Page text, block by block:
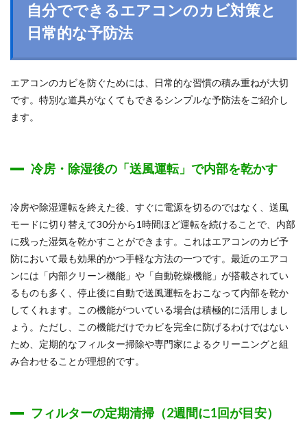
自分でできるエアコンのカビ対策と
日常的な予防法
エアコンのカビを防ぐためには、日常的な習慣の積み重ねが大切
です。特別な道具がなくてもできるシンプルな予防法をご紹介し
ます。
冷房・除湿後の「送風運転」で内部を乾かす
冷房や除湿運転を終えた後、すぐに電源を切るのではなく、送風
モードに切り替えて30分から1時間ほど運転を続けることで、内部
に残った湿気を乾かすことができます。これはエアコンのカビ予
防において最も効果的かつ手軽な方法の一つです。最近のエアコ
ンには「内部クリーン機能」や「自動乾燥機能」が搭載されてい
るものも多く、停止後に自動で送風運転をおこなって内部を乾か
してくれます。この機能がついている場合は積極的に活用しまし
ょう。ただし、この機能だけでカビを完全に防げるわけではない
ため、定期的なフィルター掃除や専門家によるクリーニングと組
み合わせることが理想的です。
フィルターの定期清掃（2週間に1回が目安）